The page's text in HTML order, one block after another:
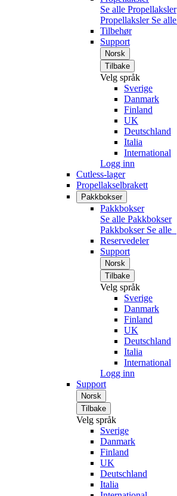
Se alle Propellaksler
Propellaksler Se alle
Tilbehør
Support
Norsk
Tilbake
Velg språk
Sverige
Danmark
Finland
UK
Deutschland
Italia
International
Logg inn
Cutless-lager
Propellakselbrakett
Pakkbokser
Pakkbokser
Se alle Pakkbokser
Pakkbokser Se alle
Reservedeler
Support
Norsk
Tilbake
Velg språk
Sverige
Danmark
Finland
UK
Deutschland
Italia
International
Logg inn
Support
Norsk
Tilbake
Velg språk
Sverige
Danmark
Finland
UK
Deutschland
Italia